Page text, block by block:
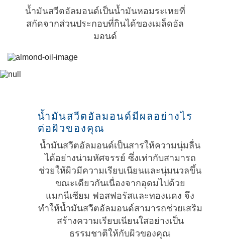
น้ำมันสวีตอัลมอนด์เป็นน้ำมันหอมระเหยที่
สกัดจากส่วนประกอบที่กินได้ของเมล็ดอัล
มอนด์
น้ำมันสวีตอัลมอนด์มีผลอย่างไร
ต่อผิวของคุณ
น้ำมันสวีตอัลมอนด์เป็นสารให้ความนุ่มลื่น
ได้อย่างน่ามหัศจรรย์ ซึ่งเท่ากับสามารถ
ช่วยให้ผิวมีความเรียบเนียนและนุ่มนวลขึ้น
ขณะเดียวกันเนื่องจากอุดมไปด้วย
แมกนีเซียม ฟอสฟอรัสและทองแดง จึง
ทำให้น้ำมันสวีตอัลมอนด์สามารถช่วยเสริม
สร้างความเรียบเนียนใสอย่างเป็น
ธรรมชาติให้กับผิวของคุณ